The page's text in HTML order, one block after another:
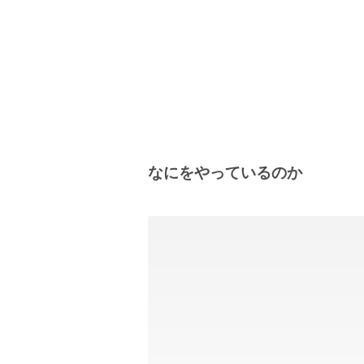
なにをやっているのか